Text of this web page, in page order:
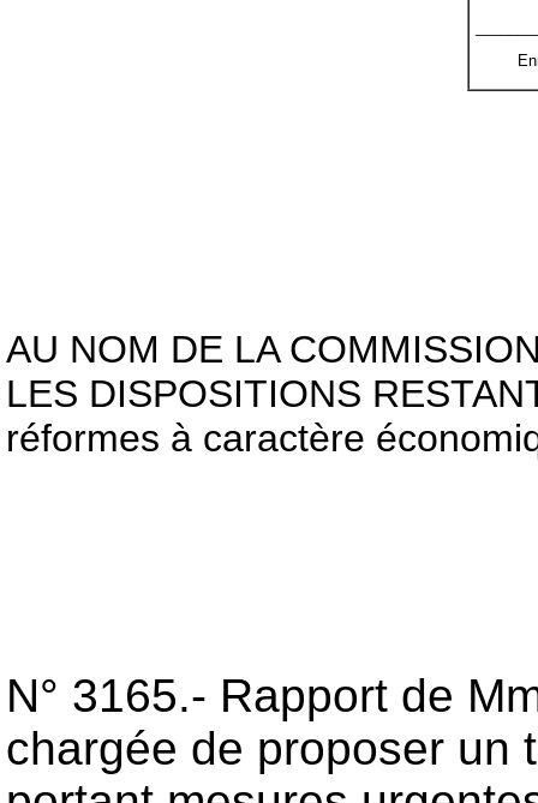
AU NOM DE LA
LES DISPOSITIONS
réformes à caractère
N° 3165.- Rapport de
chargée de proposer un